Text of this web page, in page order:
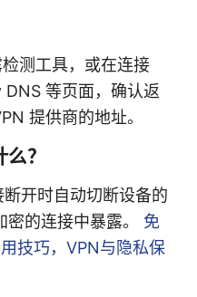
测工具，或在连接
等页面，确认返
提供商的地址。
？
开时自动切断设备的
的连接中暴露。 免
技巧，VPN与隐私保